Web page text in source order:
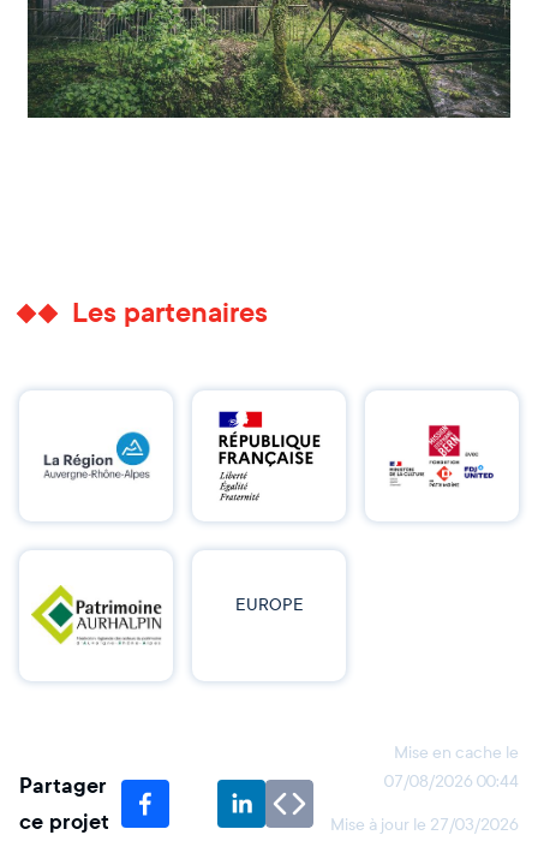
Les partenaires
EUROPE
Partager
ce projet
Mise en cache le
07/08/2026 00:44
Mise à jour le 27/03/2026